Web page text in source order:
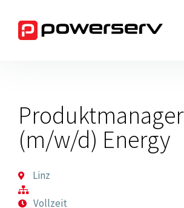
Inhalt
springen
Produktmanager
(m/w/d) Energy
Linz
Vollzeit